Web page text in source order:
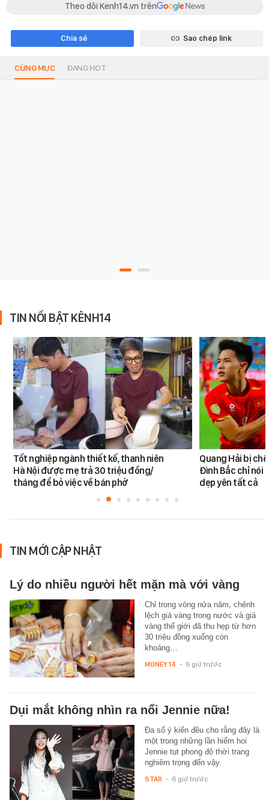
Theo dõi Kenh14.vn trên
Chia sẻ Sao chép link
CÙNG MỤC ĐANG HOT
TIN NỔI BẬT KÊNH14
Tốt nghiệp ngành thiết kế, thanh niên
Hà Nội được mẹ trả 30 triệu đồng/
tháng để bỏ việc về bán phở
Quang Hải bị
Đình Bắc chỉ nói
dẹp yên tất cả
TIN MỚI CẬP NHẬT
Lý do nhiều người hết mặn mà với vàng
Chỉ trong vòng nửa năm, chênh
lệch giá vàng trong nước và giá
vàng thế giới đã thu hẹp từ hơn
30 triệu đồng xuống còn
khoảng…
MONEY.14 - 6 giờ trước
Dụi mắt không nhìn ra nổi Jennie nữa!
Đa số ý kiến đều cho rằng đây là
một trong những lần hiếm hoi
Jennie tụt phong độ thời trang
nghiêm trọng đến vậy.
STAR - 6 giờ trước